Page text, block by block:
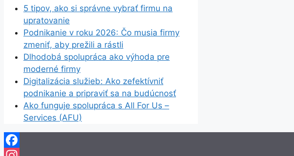
5 tipov, ako si správne vybrať firmu na
upratovanie
Podnikanie v roku 2026: Čo musia firmy
zmeniť, aby prežili a rástli
Dlhodobá spolupráca ako výhoda pre
moderné firmy
Digitalizácia služieb: Ako zefektívniť
podnikanie a pripraviť sa na budúcnosť
Ako funguje spolupráca s All For Us –
Services (AFU)